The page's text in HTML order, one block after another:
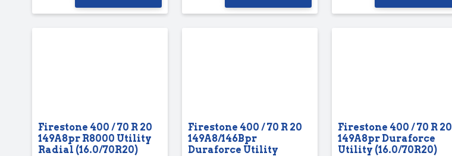
Firestone 400 / 70 R 20
149A8/146Bpr
Duraforce Utility
Firestone 400 / 70 R 20
149A8pr Duraforce
Utility (16.0/70R20)
Firestone 400 / 70 R 20
149A8pr R8000 Utility
Radial (16.0/70R20)